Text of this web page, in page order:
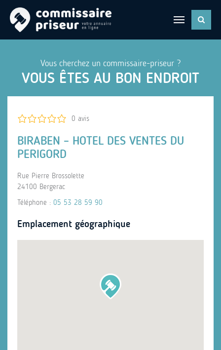
Vous cherchez un commissaire-priseur ?
VOUS ÊTES AU BON ENDROIT
0 avis
BIRABEN – HOTEL DES VENTES DU
PERIGORD
Rue Pierre Brossolette
24100 Bergerac
Téléphone : 05 53 28 59 90
Emplacement géographique